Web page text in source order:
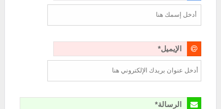
الإيميل*
الرسالة*